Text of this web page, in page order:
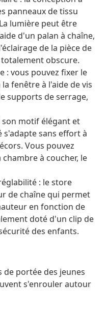
panneaux de tissu
lumière peut être
d'un palan à chaîne,
de la pièce de
obscure.
: vous pouvez fixer le
fenêtre à l'aide de vis
supports de serrage,
son motif élégant et
s'adapte sans effort à
Vous pouvez
à coucher, le
: le store
de chaîne qui permet
en fonction de
doté d'un clip de
des enfants.
de portée des jeunes
s'enrouler autour